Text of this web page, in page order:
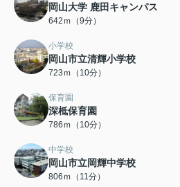
岡山大学 鹿田キャンパス
642ｍ（9分）
小学校
岡山市立清輝小学校
723ｍ（10分）
保育園
深柢保育園
786ｍ（10分）
中学校
岡山市立岡輝中学校
806ｍ（11分）